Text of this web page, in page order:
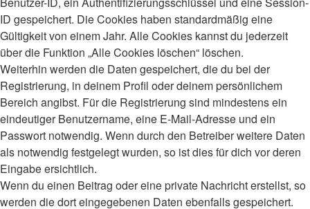
ID gespeichert. Die Cookies haben standardmäßig eine
Gültigkeit von einem Jahr. Alle Cookies kannst du jederzeit
über die Funktion „Alle Cookies löschen“ löschen.
Weiterhin werden die Daten gespeichert, die du bei der
Registrierung, in deinem Profil oder deinem persönlichem
Bereich angibst. Für die Registrierung sind mindestens ein
eindeutiger Benutzername, eine E-Mail-Adresse und ein
Passwort notwendig. Wenn durch den Betreiber weitere Daten
als notwendig festgelegt wurden, so ist dies für dich vor deren
Eingabe ersichtlich.
Wenn du einen Beitrag oder eine private Nachricht erstellst, so
werden die dort eingegebenen Daten ebenfalls gespeichert.